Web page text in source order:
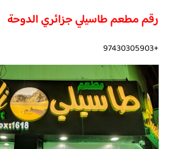
رقم مطعم طاسيلي جزائري الدوحة
+97430305903